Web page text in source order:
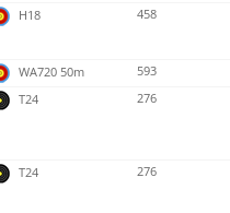
H18 458
WA720 50m
593
T24 276
T24 276